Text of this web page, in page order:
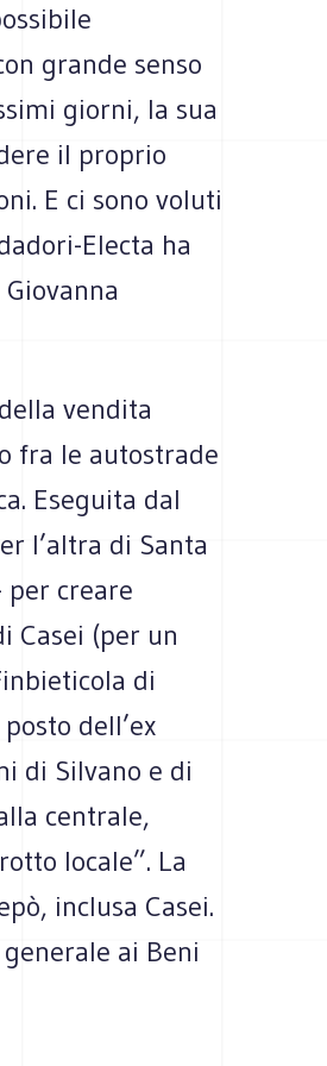
grande senso
giorni, la sua
il proprio
E ci sono voluti
Electa ha
vendita
fra le autostrade
Eseguita dal
l’altra di Santa
per creare
Casei (per un
di
dell’ex
di Silvano e di
centrale,
locale”. La
inclusa Casei.
ai Beni